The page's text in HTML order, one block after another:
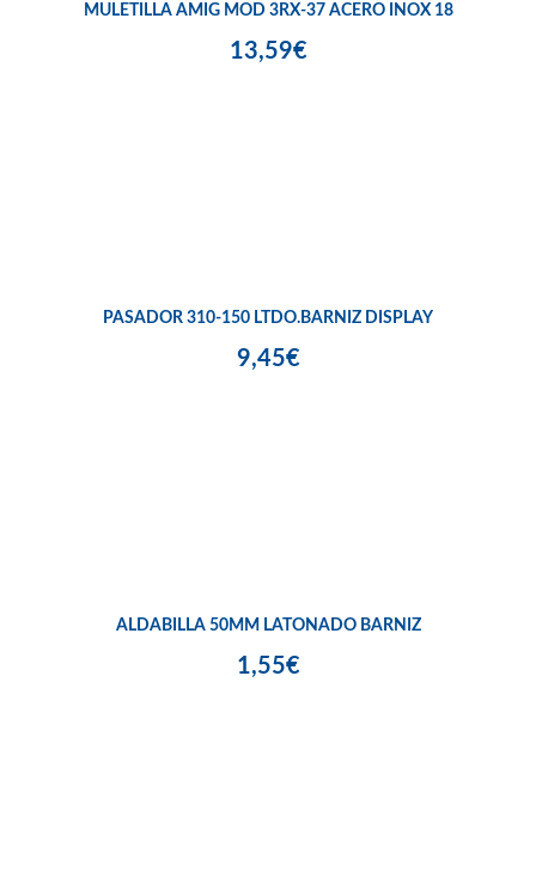
MULETILLA AMIG MOD 3RX-37 ACERO INOX 18
13,59€
PASADOR 310-150 LTDO.BARNIZ DISPLAY
9,45€
ALDABILLA 50MM LATONADO BARNIZ
1,55€